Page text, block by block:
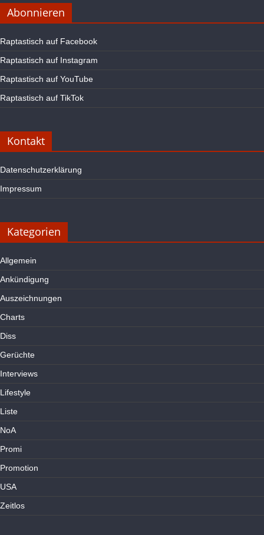
Abonnieren
Raptastisch auf Facebook
Raptastisch auf Instagram
Raptastisch auf YouTube
Raptastisch auf TikTok
Kontakt
Datenschutzerklärung
Impressum
Kategorien
Allgemein
Ankündigung
Auszeichnungen
Charts
Diss
Gerüchte
Interviews
Lifestyle
Liste
NoA
Promi
Promotion
USA
Zeitlos